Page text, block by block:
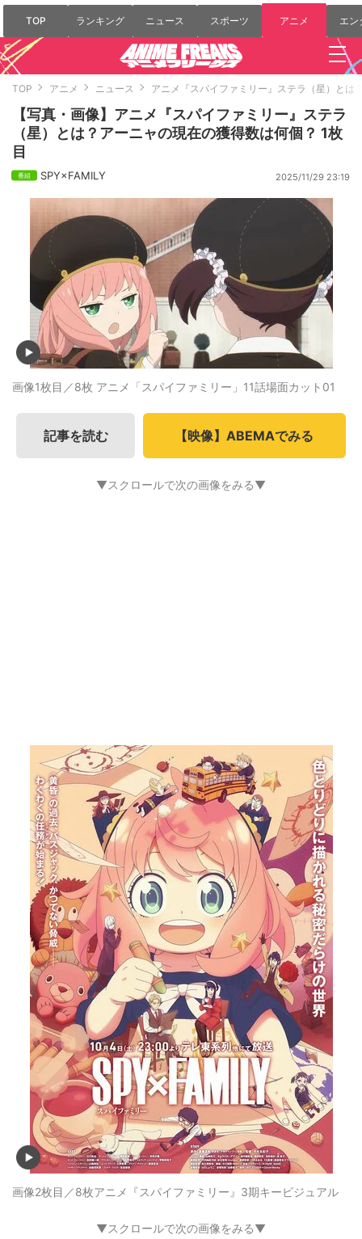
TOP ランキング ニュース スポーツ アニメ エン
TOP アニメ ニュース アニメ『スパイファミリー』ステラ（星）とは
【写真・画像】アニメ『スパイファミリー』ステラ
（星）とは？アーニャの現在の獲得数は何個？ 1枚
目
SPY×FAMILY 2025/11/29 23:19
画像1枚目／8枚 アニメ「スパイファミリー」11話場面カット01
記事を読む 【映像】ABEMAでみる
▼スクロールで次の画像をみる▼
画像2枚目／8枚アニメ『スパイファミリー』3期キービジュアル
▼スクロールで次の画像をみる▼